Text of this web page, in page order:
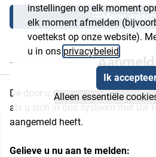
instellingen op elk moment
elk moment afmelden
voettekst op onze website).
u in ons privacybeleid
Ik
Alleen essentiële
Menu
De door u opgeroepen functie
als u zich in ons systeem met uw
aangemeld heeft.
Gelieve u nu aan te melden: